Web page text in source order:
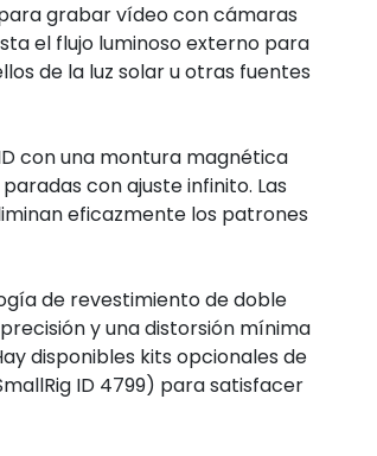
para grabar vídeo con cámaras
el flujo luminoso externo para
de la luz solar u otras fuentes
con una montura magnética
con ajuste infinito. Las
eficazmente los patrones
de revestimiento de doble
y una distorsión mínima
disponibles kits opcionales de
ID 4799) para satisfacer